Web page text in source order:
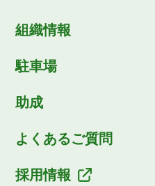
組織情報
駐車場
助成
よくあるご質問
採用情報